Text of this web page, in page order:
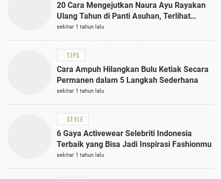
20 Cara Mengejutkan Naura Ayu Rayakan
Ulang Tahun di Panti Asuhan, Terlihat
Anggun dengan Kaftan Cokelat
sekitar 1 tahun lalu
TIPS
Cara Ampuh Hilangkan Bulu Ketiak Secara
Permanen dalam 5 Langkah Sederhana
sekitar 1 tahun lalu
STYLE
6 Gaya Activewear Selebriti Indonesia
Terbaik yang Bisa Jadi Inspirasi Fashionmu
sekitar 1 tahun lalu